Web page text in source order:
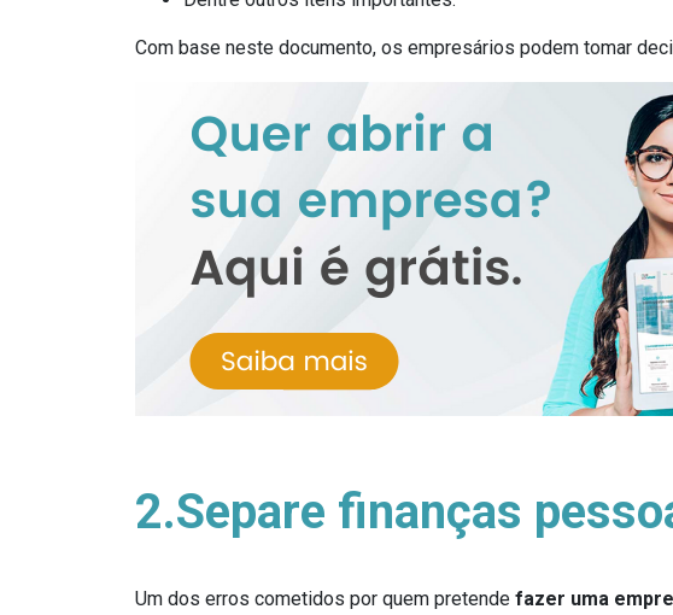
Com base neste documento, os empresários podem tomar
2.Separe finanças
Um dos erros cometidos por quem pretende fazer uma